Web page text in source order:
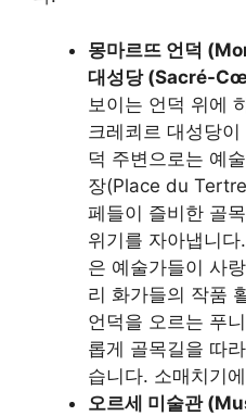
몽마르뜨 언덕
대성당 (Sacré-
보이는 언덕 위에
크레쾨르 대성당
덕 주변으로는 예
장(Place du
페들이 즐비한 골
위기를 자아냅니
은 예술가들이 사
리 화가들의 작품
언덕을 오르는 푸
롭게 골목길을 따
습니다. 소매치기
오르세 미술관